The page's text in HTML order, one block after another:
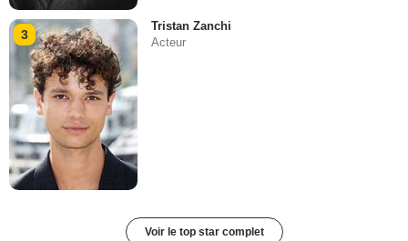
3
Tristan Zanchi
Acteur
Voir le top star complet